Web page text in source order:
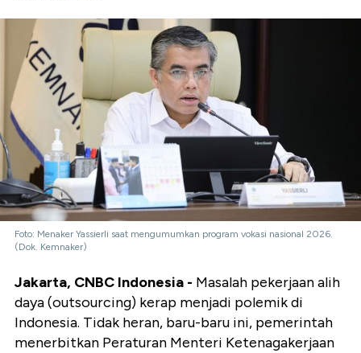
Foto: Menaker Yassierli saat mengumumkan program vokasi nasional 2026.
(Dok. Kemnaker)
Jakarta, CNBC Indonesia - Masalah pekerjaan alih
daya (outsourcing) kerap menjadi polemik di
Indonesia. Tidak heran, baru-baru ini, pemerintah
menerbitkan Peraturan Menteri Ketenagakerjaan